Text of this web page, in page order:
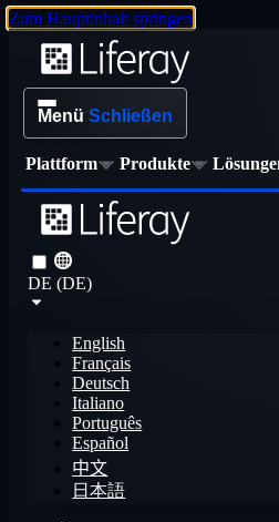
Zum Hauptinhalt springen
Menü Schließen
Plattform Produkte
DE (DE)
English
Français
Deutsch
Italiano
Português
Español
中文
日本語